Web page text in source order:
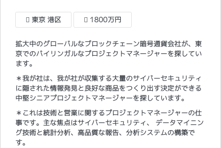
東京 港区 1800万円
拡大中のグローバルなブロックチェーン暗号通貨会社が、東
京でのバイリンガルなプロジェクトマネージャーを探してい
ます。
＊我が社は、我が社が収集する大量のサイバーセキュリティ
に隠された情報発見と良好な商品をつくり出す決定ができる
中堅シニアプロジェクトマネージャーを探しています。
＊これは技術と営業に関するプロジェクトマネージャーの仕
事です。主な焦点はサイバーセキュリティ、 データマイニン
グ技術と統計分析、高品質な報告、分析システムの構築で
す。